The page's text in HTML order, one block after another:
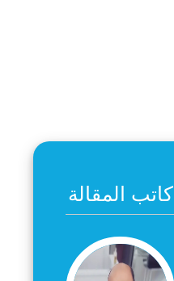
كاتب المقالة